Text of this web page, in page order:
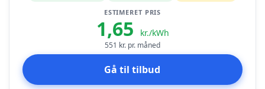
ESTIMERET PRIS
1,65 kr./kWh
551 kr. pr. måned
Gå til tilbud